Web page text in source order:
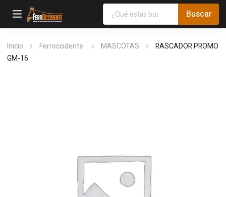
Inicio Ferroccidente MASCOTAS
RASCADOR PROMO
GM-16